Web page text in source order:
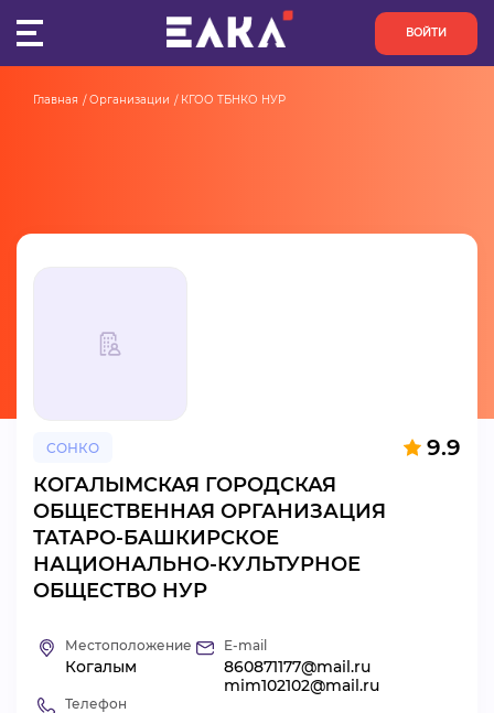
ВОЙТИ
ОРГАНИЗАЦИИ
ПРОЕКТЫ
ВИДЕОКУРСЫ
Главная Организации КГОО ТБНКО НУР
СОНКО 9.9
КОГАЛЫМСКАЯ ГОРОДСКАЯ
ОБЩЕСТВЕННАЯ ОРГАНИЗАЦИЯ
ТАТАРО-БАШКИРСКОЕ
НАЦИОНАЛЬНО-КУЛЬТУРНОЕ
ОБЩЕСТВО НУР
Местоположение
Когалым
E-mail
860871177@mail.ru
mim102102@mail.ru
Телефон